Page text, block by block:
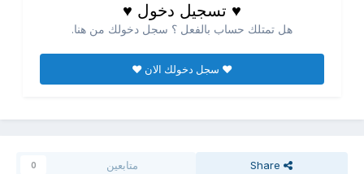
♥ تسجيل دخول ♥
هل تمتلك حساب بالفعل ؟ سجل دخولك من هنا.
♥ سجل دخولك الان ♥
Share متابعين 0